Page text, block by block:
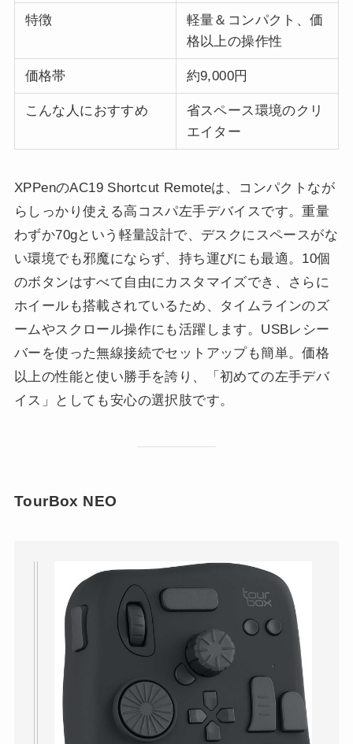
特徴
軽量＆コンパクト、価
格以上の操作性
価格帯 約9,000円
こんな人におすすめ
省スペース環境のクリ
エイター
XPPenのAC19 Shortcut Remoteは、コンパクトなが
らしっかり使える高コスパ左手デバイスです。重量
わずか70gという軽量設計で、デスクにスペースがな
い環境でも邪魔にならず、持ち運びにも最適。10個
のボタンはすべて自由にカスタマイズでき、さらに
ホイールも搭載されているため、タイムラインのズ
ームやスクロール操作にも活躍します。USBレシー
バーを使った無線接続でセットアップも簡単。価格
以上の性能と使い勝手を誇り、「初めての左手デバ
イス」としても安心の選択肢です。
TourBox NEO